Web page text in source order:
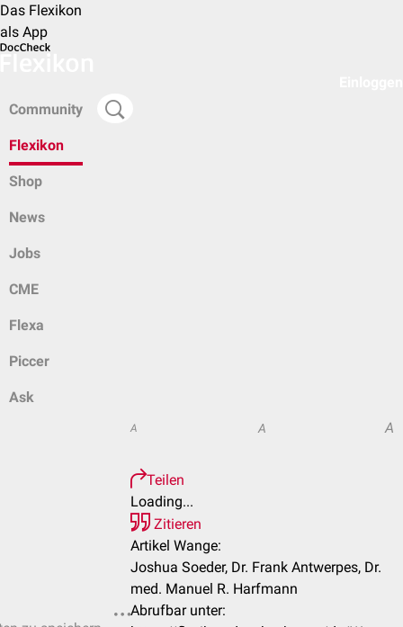
Das Flexikon
als App
Community
Flexikon
Shop
News
Jobs
CME
Flexa
Piccer
Ask
A A A
Teilen
Loading...
Zitieren
Artikel Wange:
Joshua Soeder, Dr. Frank Antwerpes, Dr.
med. Manuel R. Harfmann
Abrufbar unter: